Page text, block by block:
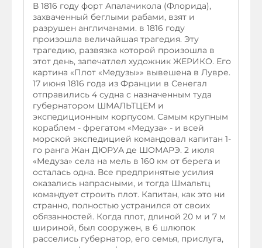
В 1816 году форт Апалачикола (Флорида),
захваченный беглыми рабами, взят и
разрушен англичанами. в 1816 году
произошла величайшая трагедия. Эту
трагедию, развязка которой произошла в
этот день, запечатлел художник ЖЕРИКО. Его
картина «Плот «Медузы»» вывешена в Лувре.
17 июня 1816 года из Франции в Сенегал
отправились 4 судна с назначенным туда
губернатором ШМАЛЬТЦЕМ и
экспедиционным корпусом. Самым крупным
кораблем - фрегатом «Медуза» - и всей
морской экспедицией командовал капитан 1-
го ранга Жан ДЮРУА де ШОМАРЭ. 2 июля
«Медуза» села на мель в 160 км от берега и
осталась одна. Все предпринятые усилия
оказались напрасными, и тогда Шмальтц
командует строить плот. Капитан, как это ни
странно, полностью устранился от своих
обязанностей. Когда плот, длиной 20 м и 7 м
шириной, был сооружен, в 6 шлюпок
расселись губернатор, его семья, прислуга,